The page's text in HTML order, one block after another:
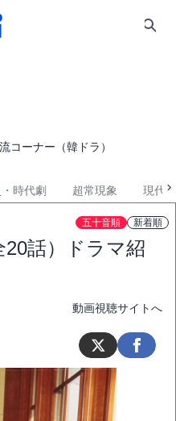
コーナー（韓ドラ）
時代劇 超常現象 現代
五十音順 新着順
20話）ドラマ紹
動画視聴サイトへ